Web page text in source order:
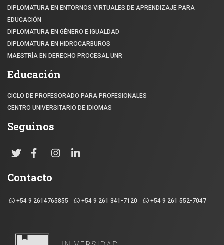
DIPLOMATURA EN ENTORNOS VIRTUALES DE APRENDIZAJE PARA
EDUCACIÓN
DIPLOMATURA EN GÉNERO E IGUALDAD
DIPLOMATURA EN HIDROCARBUROS
MAESTRÍA EN DERECHO PROCESAL UNR
Educación
CICLO DE PROFESORADO PARA PROFESIONALES
CENTRO UNIVERSITARIO DE IDIOMAS
Seguinos
Contacto
+54 9 2614765855 +54 9 261 341-7120 +54 9 261 552-7047